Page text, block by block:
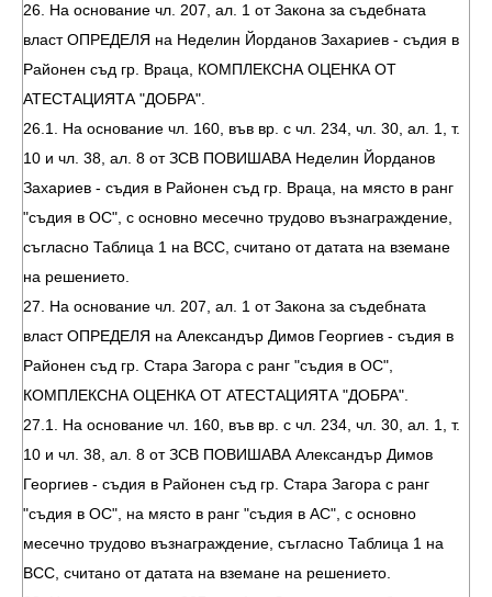
26. На основание чл. 207, ал. 1 от Закона за съдебната
власт ОПРЕДЕЛЯ на Неделин Йорданов Захариев - съдия в
Районен съд гр. Враца, КОМПЛЕКСНА ОЦЕНКА ОТ
АТЕСТАЦИЯТА "ДОБРА".
26.1. На основание чл. 160, във вр. с чл. 234, чл. 30, ал. 1, т.
10 и чл. 38, ал. 8 от ЗСВ ПОВИШАВА Неделин Йорданов
Захариев - съдия в Районен съд гр. Враца, на място в ранг
"съдия в ОС", с основно месечно трудово възнаграждение,
съгласно Таблица 1 на ВСС, считано от датата на вземане
на решението.
27. На основание чл. 207, ал. 1 от Закона за съдебната
власт ОПРЕДЕЛЯ на Александър Димов Георгиев - съдия в
Районен съд гр. Стара Загора с ранг "съдия в ОС",
КОМПЛЕКСНА ОЦЕНКА ОТ АТЕСТАЦИЯТА "ДОБРА".
27.1. На основание чл. 160, във вр. с чл. 234, чл. 30, ал. 1, т.
10 и чл. 38, ал. 8 от ЗСВ ПОВИШАВА Александър Димов
Георгиев - съдия в Районен съд гр. Стара Загора с ранг
"съдия в ОС", на място в ранг "съдия в АС", с основно
месечно трудово възнаграждение, съгласно Таблица 1 на
ВСС, считано от датата на вземане на решението.